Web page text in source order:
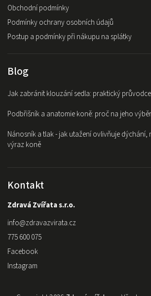
Obchodní podmínky
Podmínky ochrany osobních údajů
Postup a podmínky při nákupu na splátky
Blog
Jak zabránit klouzání sedla: praktický
Podbřišník a anatomie koně: proč na jeho
Nánosník a tlak - jak utažení ovlivňuje dýchání,
výraz koně
Kontakt
Zdravá Zvířata s.r.o.
info@zdravazvirata.cz
775 600 075
Facebook
Instagram